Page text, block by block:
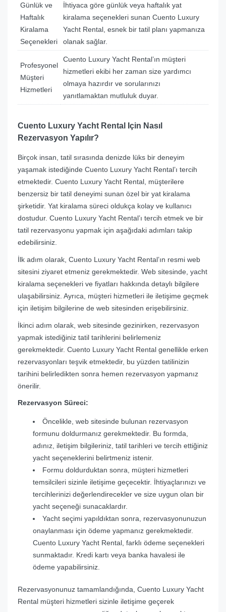
Günlük ve
Haftalık
Kiralama
Seçenekleri
İhtiyaca göre günlük veya haftalık yat
kiralama seçenekleri sunan Cuento Luxury
Yacht Rental, esnek bir tatil planı yapmanıza
olanak sağlar.
Profesyonel
Müşteri
Hizmetleri
Cuento Luxury Yacht Rental’ın müşteri
hizmetleri ekibi her zaman size yardımcı
olmaya hazırdır ve sorularınızı
yanıtlamaktan mutluluk duyar.
Cuento Luxury Yacht Rental Için Nasıl
Rezervasyon Yapılır?
Birçok insan, tatil sırasında denizde lüks bir deneyim
yaşamak istediğinde Cuento Luxury Yacht Rental’ı tercih
etmektedir. Cuento Luxury Yacht Rental, müşterilere
benzersiz bir tatil deneyimi sunan özel bir yat kiralama
şirketidir. Yat kiralama süreci oldukça kolay ve kullanıcı
dostudur. Cuento Luxury Yacht Rental’ı tercih etmek ve bir
tatil rezervasyonu yapmak için aşağıdaki adımları takip
edebilirsiniz.
İlk adım olarak, Cuento Luxury Yacht Rental’ın resmi web
sitesini ziyaret etmeniz gerekmektedir. Web sitesinde, yacht
kiralama seçenekleri ve fiyatları hakkında detaylı bilgilere
ulaşabilirsiniz. Ayrıca, müşteri hizmetleri ile iletişime geçmek
için iletişim bilgilerine de web sitesinden erişebilirsiniz.
İkinci adım olarak, web sitesinde gezinirken, rezervasyon
yapmak istediğiniz tatil tarihlerini belirlemeniz
gerekmektedir. Cuento Luxury Yacht Rental genellikle erken
rezervasyonları teşvik etmektedir, bu yüzden tatilinizin
tarihini belirledikten sonra hemen rezervasyon yapmanız
önerilir.
Rezervasyon Süreci:
Öncelikle, web sitesinde bulunan rezervasyon
formunu doldurmanız gerekmektedir. Bu formda,
adınız, iletişim bilgileriniz, tatil tarihleri ve tercih ettiğiniz
yacht seçeneklerini belirtmeniz istenir.
Formu doldurduktan sonra, müşteri hizmetleri
temsilcileri sizinle iletişime geçecektir. İhtiyaçlarınızı ve
tercihlerinizi değerlendirecekler ve size uygun olan bir
yacht seçeneği sunacaklardır.
Yacht seçimi yapıldıktan sonra, rezervasyonunuzun
onaylanması için ödeme yapmanız gerekmektedir.
Cuento Luxury Yacht Rental, farklı ödeme seçenekleri
sunmaktadır. Kredi kartı veya banka havalesi ile
ödeme yapabilirsiniz.
Rezervasyonunuz tamamlandığında, Cuento Luxury Yacht
Rental müşteri hizmetleri sizinle iletişime geçerek